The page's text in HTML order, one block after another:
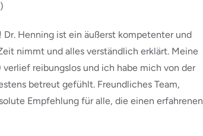
)
Dr. Henning ist ein äußerst kompetenter und
nimmt und alles verständlich erklärt. Meine
reibungslos und ich habe mich von der
betreut gefühlt. Freundliches Team,
Empfehlung für alle, die einen erfahrenen